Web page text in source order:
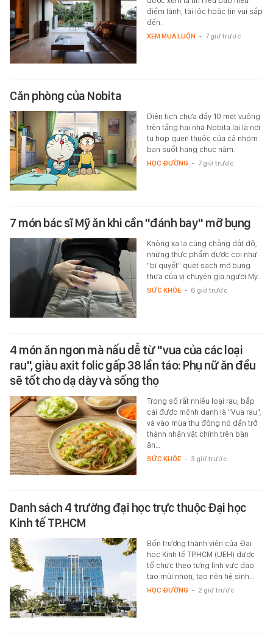
điềm lành, tài lộc hoặc tin vui sắp
đến.
XEM MUA LUÔN - 7 giờ trước
Căn phòng của Nobita
Diện tích chưa đầy 10 mét vuông
trên tầng hai nhà Nobita lại là nơi
tụ họp quen thuộc của cả nhóm
bạn suốt hàng chục năm.
HỌC ĐƯỜNG - 7 giờ trước
7 món bác sĩ Mỹ ăn khi cần "đánh bay" mỡ bụng
Không xa lạ cũng chẳng đắt đỏ,
những thực phẩm được coi như
"bí quyết" quét sạch mỡ bụng
thừa của vị chuyên gia người Mỹ…
SỨC KHỎE - 6 giờ trước
4 món ăn ngon mà nấu dễ từ "vua của các loại
rau", giàu axit folic gấp 38 lần táo: Phụ nữ ăn đều
sẽ tốt cho dạ dày và sống thọ
Trong số rất nhiều loại rau, bắp
cải được mệnh danh là "Vua rau",
và vào mùa thu đông nó dần trở
thành nhân vật chính trên bàn
ăn…
SỨC KHỎE - 3 giờ trước
Danh sách 4 trường đại học trực thuộc Đại học
Kinh tế TP.HCM
Bốn trường thành viên của Đại
học Kinh tế TP.HCM (UEH) được
tổ chức theo từng lĩnh vực đào
tạo mũi nhọn, tạo nên hệ sinh…
HỌC ĐƯỜNG - 2 giờ trước